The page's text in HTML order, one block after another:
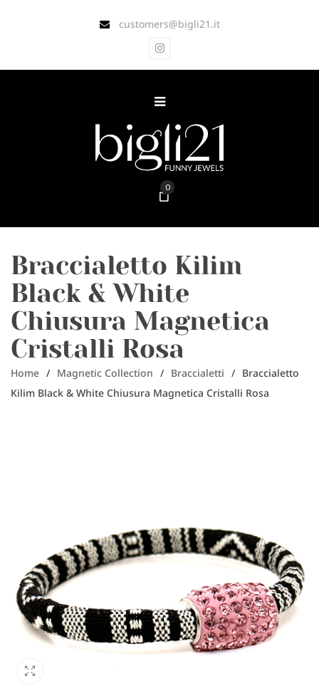
customers@bigli21.it
0
Braccialetto Kilim
Black & White
Chiusura Magnetica
Cristalli Rosa
Home / Magnetic Collection / Braccialetti / Braccialetto
Kilim Black & White Chiusura Magnetica Cristalli Rosa